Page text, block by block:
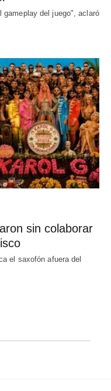
gameplay del juego", aclaró
sin colaborar
el saxofón afuera del